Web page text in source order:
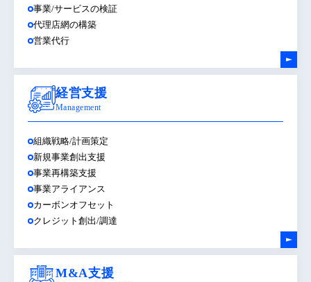
事業/サービスの検証
代理店網の構築
営業代行
経営支援
Management
組織戦略/計画策定
新規事業創出支援
事業再構築支援
事業アライアンス
カーボンオフセット
クレジット創出/調達
M&A支援